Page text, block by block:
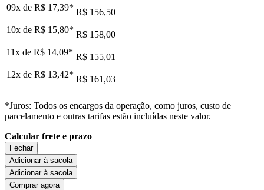
09x de R$ 17,39* R$ 156,50
10x de R$ 15,80* R$ 158,00
11x de R$ 14,09* R$ 155,01
12x de R$ 13,42* R$ 161,03
*Juros: Todos os encargos da operação, como juros, custo de
parcelamento e outras tarifas estão incluídas neste valor.
Calcular frete e prazo
Fechar
Adicionar à sacola
Adicionar à sacola
Comprar agora